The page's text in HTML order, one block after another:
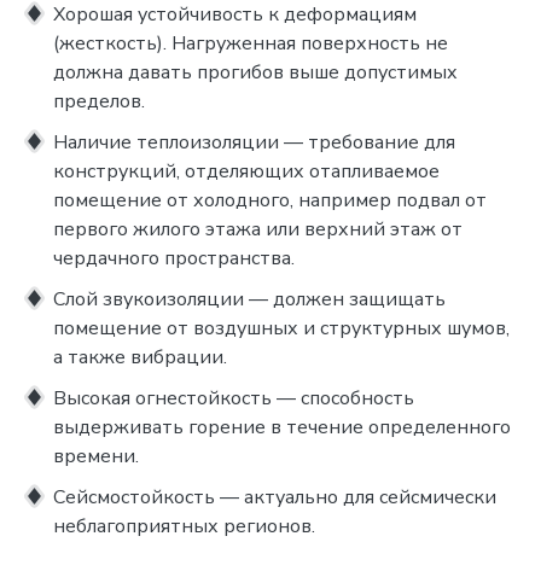
Хорошая устойчивость к деформациям
(жесткость). Нагруженная поверхность не
должна давать прогибов выше допустимых
пределов.
Наличие теплоизоляции — требование для
конструкций, отделяющих отапливаемое
помещение от холодного, например подвал от
первого жилого этажа или верхний этаж от
чердачного пространства.
Слой звукоизоляции — должен защищать
помещение от воздушных и структурных шумов,
а также вибрации.
Высокая огнестойкость — способность
выдерживать горение в течение определенного
времени.
Сейсмостойкость — актуально для сейсмически
неблагоприятных регионов.